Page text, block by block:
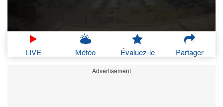
LIVE Météo Évaluez-le Partager
Advertisement